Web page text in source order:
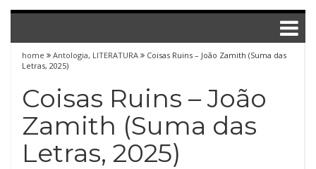
home Antologia, LITERATURA
Coisas Ruins – João Zamith (Suma das
Letras, 2025)
Coisas Ruins – João
Zamith (Suma das
Letras, 2025)